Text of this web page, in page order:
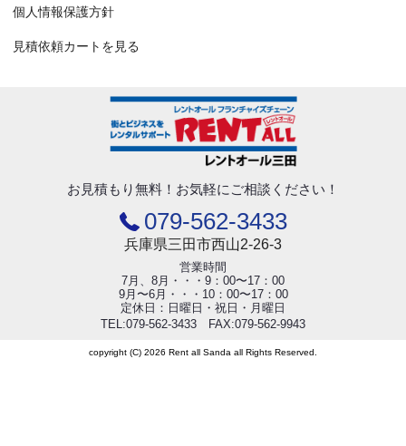
個人情報保護方針
見積依頼カートを見る
お見積もり無料！ お気軽にご相談ください！
079-562-3433
兵庫県三田市西山2-26-3
営業時間
7月、8月・・・9：00〜17：00
9月〜6月・・・10：00〜17：00
定休日：日曜日・祝日・月曜日
TEL:079-562-3433 FAX:079-562-9943
copyright (C) 2026 Rent all Sanda all Rights Reserved.